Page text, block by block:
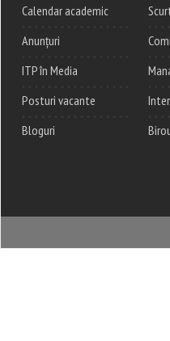
Calendar academic
Anunțuri
ITP în Media
Posturi vacante
Bloguri